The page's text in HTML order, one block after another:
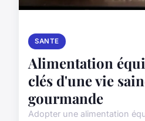
SANTE
Alimentation
clés d'une vie
gourmande
Adopter une alimentation